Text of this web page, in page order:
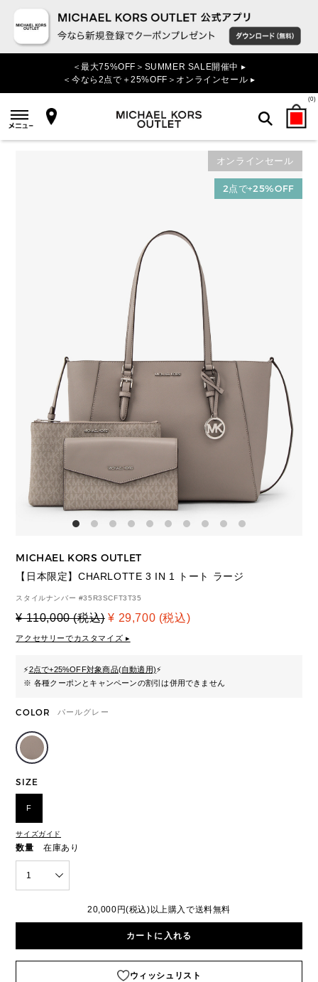
＜最大75%OFF＞SUMMER SALE開催中 ▸
＜今なら2点で＋25%OFF＞オンラインセール ▸
(0)
検索
オンラインセール
2点で+25%OFF
MICHAEL KORS OUTLET
【日本限定】CHARLOTTE 3 IN 1 トート ラージ
スタイルナンバー #35R3SCFT3T35
¥ 110,000 (税込) ¥ 29,700 (税込)
アクセサリーでカスタマイズ ▸
⚡2点で+25%OFF対象商品(自動適用)⚡
※ 各種クーポンとキャンペーンの割引は併用できません
COLOR パールグレー
SIZE
F
サイズガイド
数量 在庫あり
1
20,000円(税込)以上購入で送料無料
カートに入れる
ウィッシュリスト